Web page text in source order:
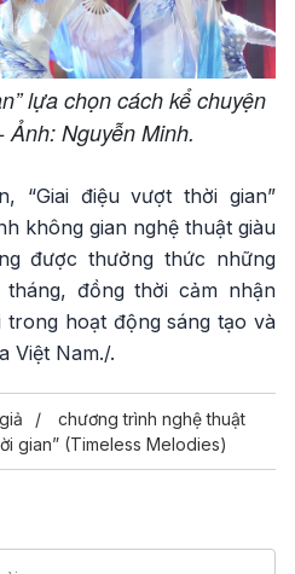
lựa chọn cách kể chuyện
Ảnh: Nguyễn Minh.
“Giai điệu vượt thời gian”
không gian nghệ thuật giàu
được thưởng thức những
đồng thời cảm nhận
hoạt động sáng tạo và
Việt Nam./.
chương trình nghệ thuật
gian” (Timeless Melodies)